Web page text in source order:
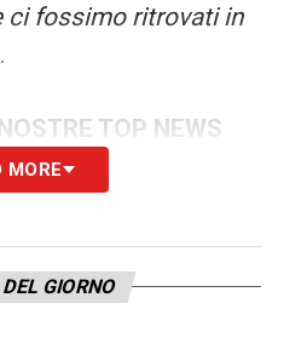
ci fossimo ritrovati in
TOP NEWS
MORE
GIORNO